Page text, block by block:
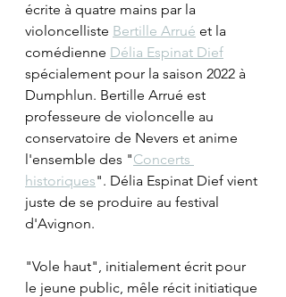
écrite à quatre mains par la
violoncelliste Bertille Arrué et la
comédienne Délia Espinat Dief
spécialement pour la saison 2022 à
Dumphlun. Bertille Arrué est
professeure de violoncelle au
conservatoire de Nevers et anime
l'ensemble des "Concerts
historiques". Délia Espinat Dief vient
juste de se produire au festival
d'Avignon.
"Vole haut", initialement écrit pour
le jeune public, mêle récit initiatique